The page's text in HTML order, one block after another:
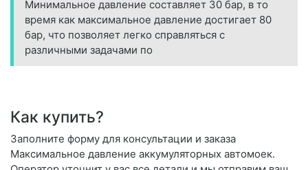
Минимальное давление составляет 30 бар, в то
время как максимальное давление достигает 80
бар, что позволяет легко справляться с
различными задачами по
Как купить?
Заполните форму для консультации и заказа
Максимальное давление аккумуляторных автомоек.